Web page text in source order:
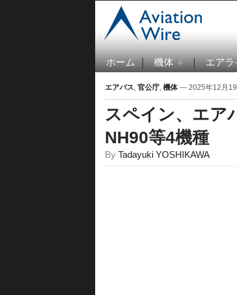
ホーム 機体 エアラ
エアバス, 官公庁, 機体— 2025年12月19
スペイン、エア
NH90等4機種
By Tadayuki YOSHIKAWA